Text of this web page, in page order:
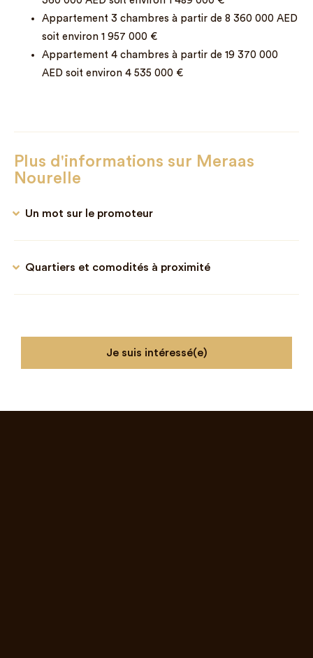
Appartement 3 chambres à partir de 8 360 000 AED
soit environ 1 957 000 €
Appartement 4 chambres à partir de 19 370 000
AED soit environ 4 535 000 €
Plus d'informations sur Meraas
Nourelle
Un mot sur le promoteur
Quartiers et comodités à proximité
Je suis intéressé(e)